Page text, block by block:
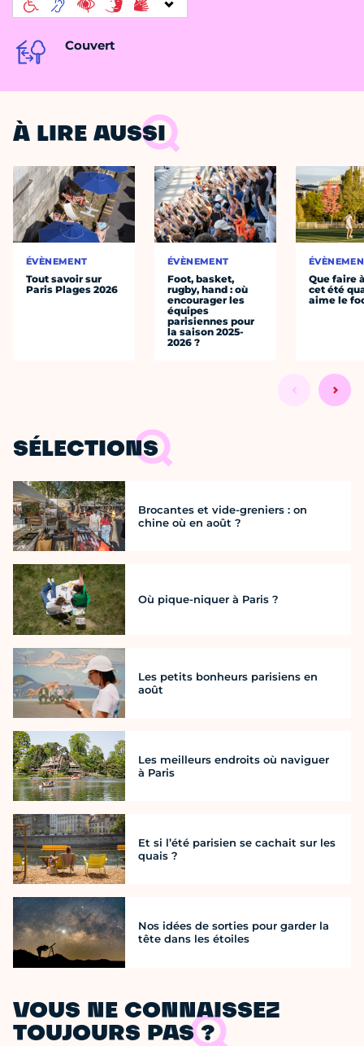
Couvert
À LIRE AUSSI
ÉVÈNEMENT
Tout savoir sur
Paris Plages 2026
ÉVÈNEMENT
Foot, basket,
rugby, hand : où
encourager les
équipes
parisiennes pour
la saison 2025-
2026 ?
Que faire
cet été
aime le
SÉLECTIONS
Brocantes et vide-greniers : on
chine où en août ?
Où pique-niquer à Paris ?
Les petits bonheurs parisiens en
août
Les meilleurs endroits où naviguer
à Paris
Et si l’été parisien se cachait sur les
quais ?
Nos idées de sorties pour garder la
tête dans les étoiles
VOUS NE CONNAISSEZ
TOUJOURS PAS ?